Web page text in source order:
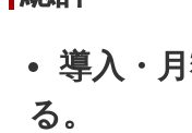
導入・
る。